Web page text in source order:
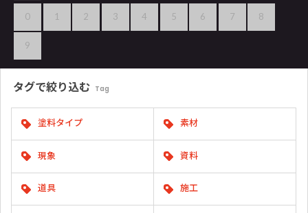
0 1 2 3 4 5 6 7 8
9
タグで絞り込む Tag
塗料タイプ 素材
現象 資料
道具 施工